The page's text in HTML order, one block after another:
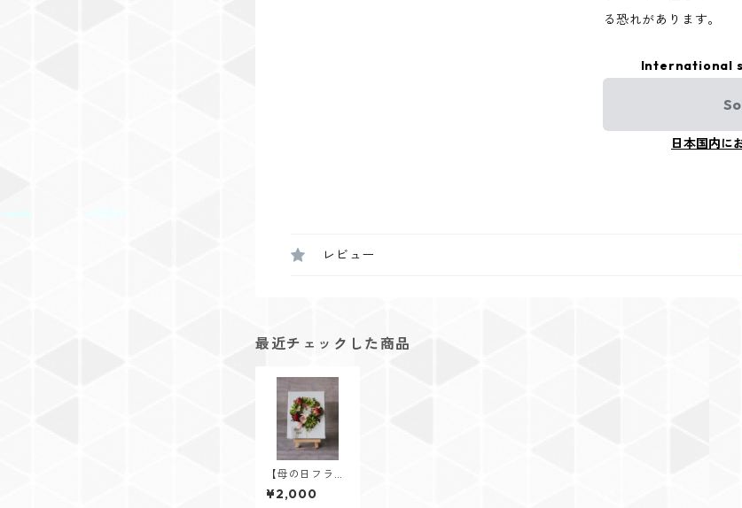
る恐れがあります。
International
日本国内に
レビュー
最近チェックした商品
【母の日フラワ
ーリースボー
ド】ダリア×ア
¥2,000